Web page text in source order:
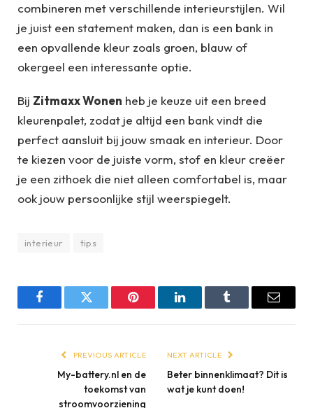
combineren met verschillende interieurstijlen. Wil
je juist een statement maken, dan is een bank in
een opvallende kleur zoals groen, blauw of
okergeel een interessante optie.
Bij Zitmaxx Wonen heb je keuze uit een breed
kleurenpalet, zodat je altijd een bank vindt die
perfect aansluit bij jouw smaak en interieur. Door
te kiezen voor de juiste vorm, stof en kleur creëer
je een zithoek die niet alleen comfortabel is, maar
ook jouw persoonlijke stijl weerspiegelt.
interieur tips
FacebookTwitter Pinterest LinkedInTumblr Email
PREVIOUS ARTICLE
My-battery.nl en de
toekomst van
stroomvoorziening
NEXT ARTICLE
Beter binnenklimaat? Dit is
wat je kunt doen!